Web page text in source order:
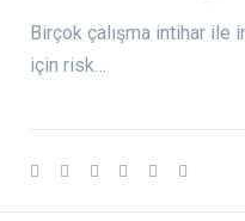
Birçok çalışma intihar ile
için risk…